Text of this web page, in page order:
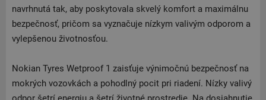
navrhnutá tak, aby poskytovala skvelý komfort a maximálnu
bezpečnosť, pričom sa vyznačuje nízkym valivým odporom a
vylepšenou životnosťou.
Nokian Tyres Wetproof 1 zaisťuje výnimočnú bezpečnosť na
mokrých vozovkách a pohodlný pocit pri riadení. Nízky valivý